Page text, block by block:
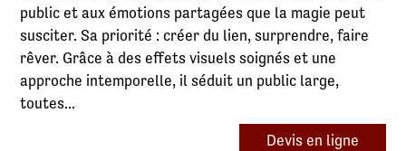
public et aux émotions partagées que la magie peut
susciter. Sa priorité : créer du lien, surprendre, faire
rêver. Grâce à des effets visuels soignés et une
approche intemporelle, il séduit un public large,
toutes...
Devis en ligne